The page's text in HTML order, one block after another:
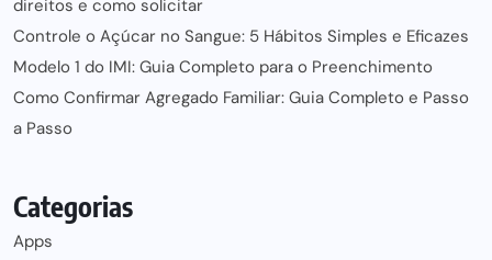
direitos e como solicitar
Controle o Açúcar no Sangue: 5 Hábitos Simples e Eficazes
Modelo 1 do IMI: Guia Completo para o Preenchimento
Como Confirmar Agregado Familiar: Guia Completo e Passo
a Passo
Categorias
Apps